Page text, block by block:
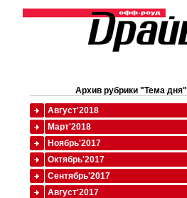
Архив рубрики "Тема дня"
Август'2018
Март'2018
Ноябрь'2017
Октябрь'2017
Сентябрь'2017
Август'2017